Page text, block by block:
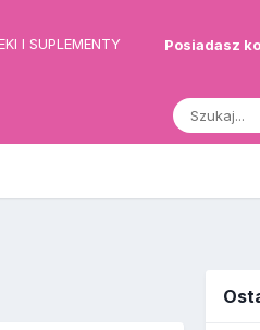
I SUPLEMENTY Posiadasz